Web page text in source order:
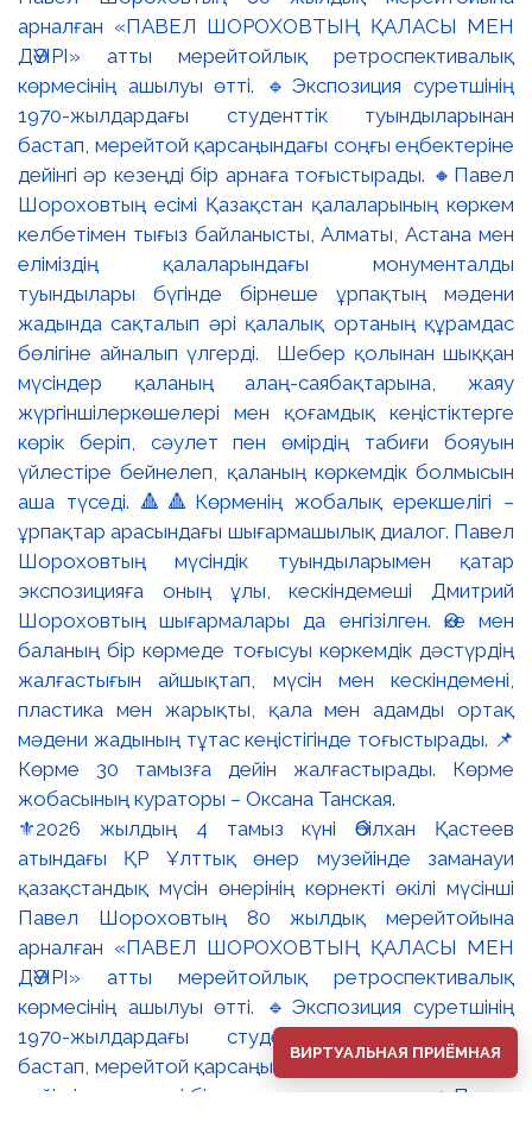
⚜️2026 жылдың 4 тамыз күні Әбілхан Қастеев
атындағы ҚР Ұлттық өнер музейінде заманауи
қазақстандық мүсін өнерінің көрнекті өкілі мүсінші
Павел Шороховтың 80 жылдық мерейтойына
арналған «ПАВЕЛ ШОРОХОВТЫҢ ҚАЛАСЫ МЕН
ДӘУІРІ» атты мерейтойлық ретроспективалық
көрмесінің ашылуы өтті. 🔹Экспозиция суретшінің
1970-жылдардағы студенттік туындыларынан
бастап, мерейтой қарсаңындағы соңғы еңбектеріне
дейінгі әр кезеңді бір арнаға тоғыстырады. 🔸Павел
ВИРТУАЛЬНАЯ ПРИЁМНАЯ